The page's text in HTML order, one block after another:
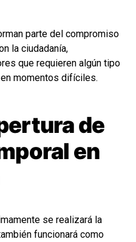
parte del compromiso
la ciudadanía,
que requieren algún tipo
momentos difíciles.
de
en
se realizará la
funcionará como